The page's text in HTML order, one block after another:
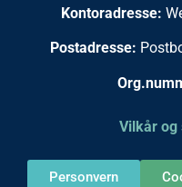
Kontoradresse:
Postadresse:
Vilkår og
Personvern